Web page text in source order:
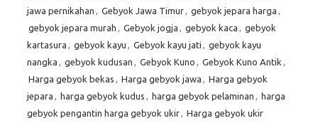
jawa pernikahan , Gebyok Jawa Timur, gebyok jepara harga ,
gebyok jepara murah , Gebyok jogja , gebyok kaca , gebyok
kartasura , gebyok kayu , Gebyok kayu jati , gebyok kayu
nangka , gebyok kudusan , Gebyok Kuno , Gebyok Kuno Antik ,
Harga gebyok bekas , Harga gebyok jawa , Harga gebyok
jepara , harga gebyok kudus , harga gebyok pelaminan , harga
gebyok pengantin harga gebyok ukir, Harga gebyok ukir